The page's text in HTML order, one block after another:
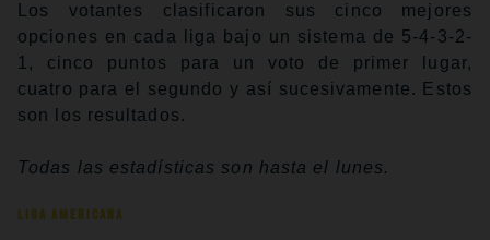
Los votantes clasificaron sus cinco mejores
opciones en cada liga bajo un sistema de 5-4-3-2-
1, cinco puntos para un voto de primer lugar,
cuatro para el segundo y así sucesivamente. Estos
son los resultados.
Todas las estadísticas son hasta el lunes.
LIGA AMERICANA